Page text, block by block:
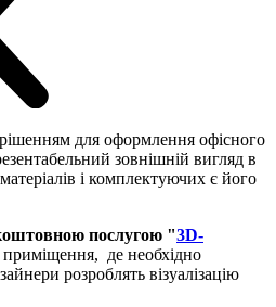
для оформлення офісного
зовнішній вигляд в
і комплектуючих є його
послугою "3D-
де необхідно
розроблять візуалізацію